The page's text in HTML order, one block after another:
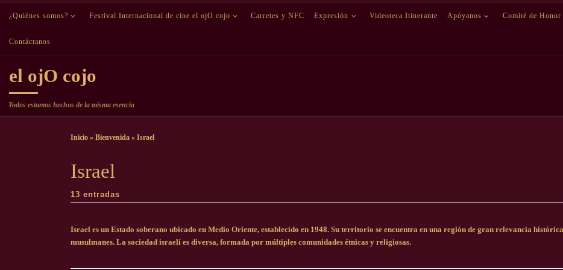
Saltar al contenido
¿Quiénes somos? Festival Internacional de cine el ojO cojo Carretes y NFC Expresión Videoteca Itinerante Apóyanos Comité de Honor
Contáctanos
el ojO cojo
Todos estamos hechos de la misma esencia
Inicio » Bienvenida » Israel
Israel
13 entradas
Israel es un Estado soberano ubicado en Medio Oriente, establecido en 1948. Su territorio se encuentra en una región de gran relevancia
musulmanes. La sociedad israelí es diversa, formada por múltiples comunidades étnicas y religiosas.